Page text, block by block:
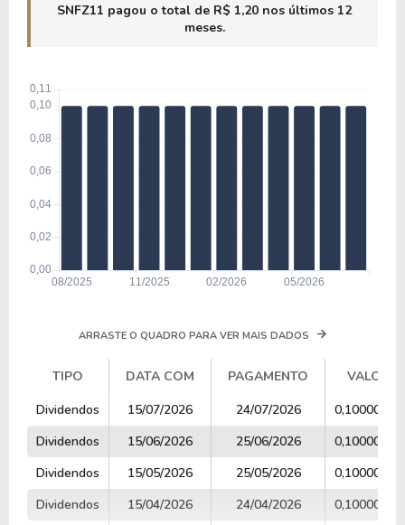
SNFZ11 pagou o total de R$ 1,20 nos últimos 12
meses.
ARRASTE O QUADRO PARA VER MAIS DADOS
TIPO DATA COM PAGAMENTO
VALOR
TIPO
DATA COM PAGAMENTO VALOR
Dividendos 15/07/2026 24/07/2026
0,10000000
Dividendos
15/06/2026 25/06/2026
0,10000000
Dividendos
15/05/2026 25/05/2026
0,10000000
Dividendos
15/04/2026 24/04/2026
0,10000000